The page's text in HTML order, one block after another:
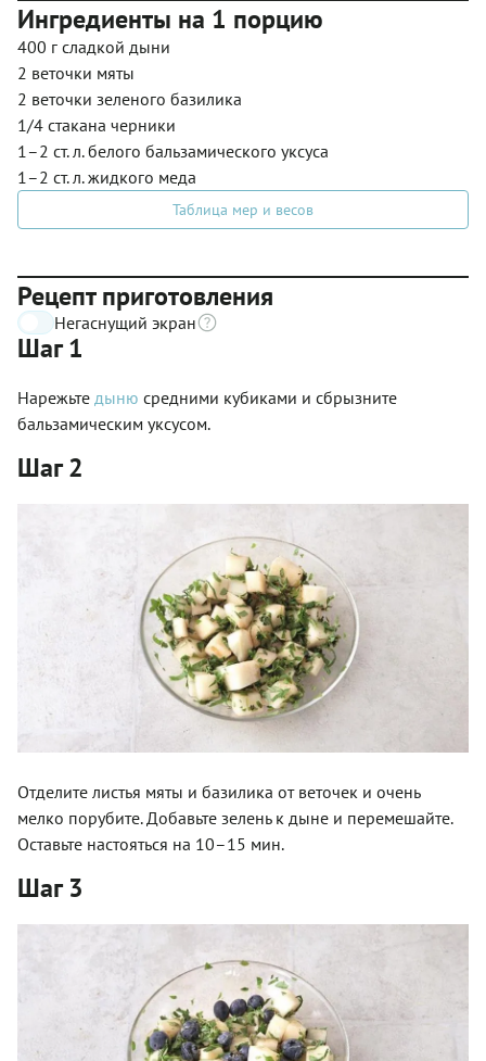
Ингредиенты на 1 порцию
400 г сладкой дыни
2 веточки мяты
2 веточки зеленого базилика
1/4 стакана черники
1–2 ст. л. белого бальзамического уксуса
1–2 ст. л. жидкого меда
Таблица мер и весов
Рецепт приготовления
Негаснущий экран
Шаг 1
Нарежьте дыню средними кубиками и сбрызните
бальзамическим уксусом.
Шаг 2
Отделите листья мяты и базилика от веточек и очень
мелко порубите. Добавьте зелень к дыне и перемешайте.
Оставьте настояться на 10–15 мин.
Шаг 3